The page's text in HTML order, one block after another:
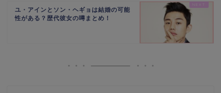
ユ・アインとソン・ヘギョは結婚の可能
性がある？歴代彼女の噂まとめ！